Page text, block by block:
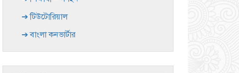
➔ টিউটোরিয়াল
➔ বাংলা কনভার্টার